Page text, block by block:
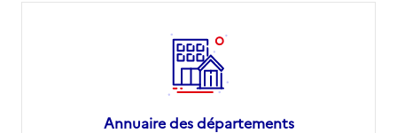
Annuaire des départements